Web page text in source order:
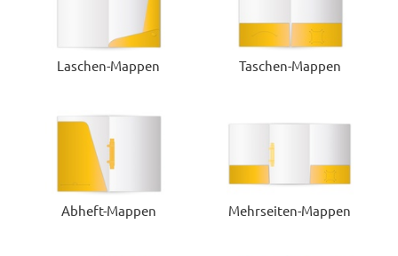
Laschen-Mappen Taschen-Mappen
Abheft-Mappen Mehrseiten-Mappen